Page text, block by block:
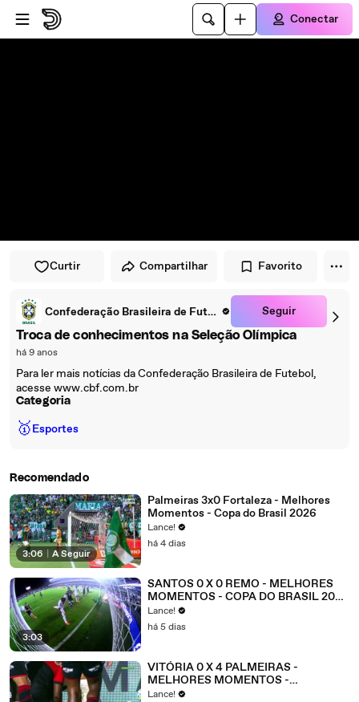
Pular para o player
Ir para o conteúdo principal
Conectar
Curtir Compartilhar Favorito
Confederação Brasileira de Futebol Seguir
Troca de conhecimentos na Seleção Olímpica
há 9 anos
Para ler mais notícias da Confederação Brasileira de Futebol,
acesse www.cbf.com.br
Categoria
🥇Esportes
Recomendado
3:06 A Seguir
Palmeiras 3x0 Fortaleza - Melhores
Momentos - Copa do Brasil 2026
Lance!
há 4 dias
3:03
SANTOS 0 X 0 REMO - MELHORES
MOMENTOS - COPA DO BRASIL 2026
- OITAVAS DE FINAL - JOGO 1
Lance!
há 5 dias
VITÓRIA 0 X 4 PALMEIRAS -
MELHORES MOMENTOS -
BRASILEIRÃO 2026 - 21ª RODADA
Lance!